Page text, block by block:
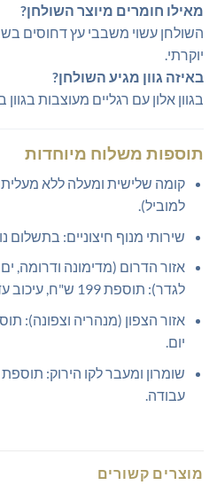
מאילו חומרים מיוצר השולחן?
השולחן עשוי משבבי עץ דחוסים
יוקרתי.
באיזה גוון מגיע השולחן?
בגוון אלון עם רגליים מעוצבות בגוון
תוספות משלוח מיוחדות
למוביל).
שירותי מנוף חיצוניים: בתשלום
אזור הדרום (מדימונה ודרומה,
לגדר): תוספת 199 ש"ח, עיכוב עד 14 יום.
יום.
עבודה.
מוצרים קשורים